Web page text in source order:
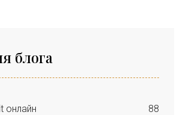
блога
онлайн 88